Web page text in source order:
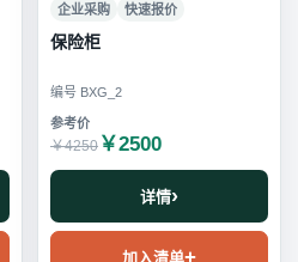
企业采购 快速报价
保险柜
编号 BXG_2
￥4250 ￥2500
详情
加入清单